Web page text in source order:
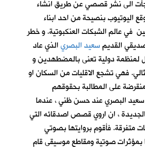
الى نشر قصصي عن طريق انشاء
اليوتيوب بنصيحة من احد ابناء
في عالم الشبكات العنكبوتية. و خطر
القديمسعيد البصريالذي عاد
لمنظمة دولية تعنى بالمضطهدين و
فهي تشجع الاقليات من السكان او
على المطالبة بحقوقهم
البصري عند حسن ظني ، عندما
، ان اروي قصص اصدقائه التي
متفرقة. فأقوم بروايتها بصوتي
صوتية ومقاطع موسيقى قام